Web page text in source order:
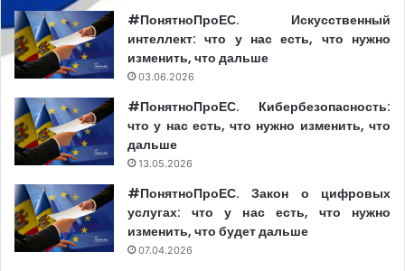
#ПонятноПроЕС. Искусственный
интеллект: что у нас есть, что нужно
изменить, что дальше
03.06.2026
#ПонятноПроЕС. Кибербезопасность:
что у нас есть, что нужно изменить, что
дальше
13.05.2026
#ПонятноПроЕС. Закон о цифровых
услугах: что у нас есть, что нужно
изменить, что будет дальше
07.04.2026